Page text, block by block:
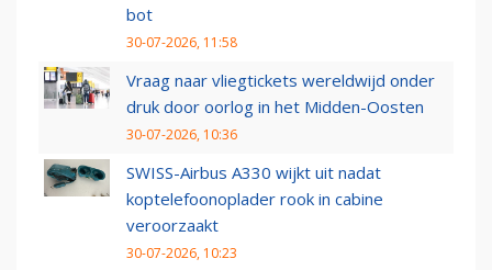
bot
30-07-2026, 11:58
Vraag naar vliegtickets wereldwijd onder
druk door oorlog in het Midden-Oosten
30-07-2026, 10:36
SWISS-Airbus A330 wijkt uit nadat
koptelefoonoplader rook in cabine
veroorzaakt
30-07-2026, 10:23